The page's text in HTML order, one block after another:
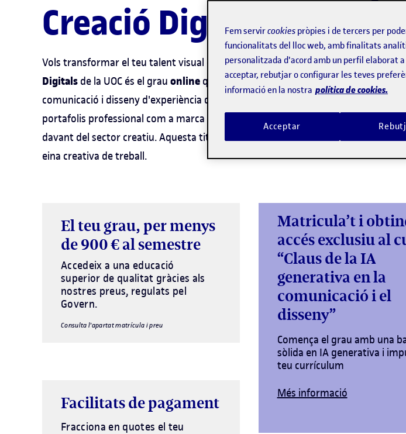
Creació Digitals
Vols transformar el teu talent visual en una carrera d'èxit? Elgrau de Disseny i
Digitals de la UOC és el grau online que capacita professionals des de zero en
comunicació i disseny d'experiència d'usuari. Al llarg de la formació, elaboraràs el
portafolis professional com a marca d'identitat per acreditar les teves
davant del sector creatiu. Aquesta titulació oficial integra la intel·ligència
eina creativa de treball.
El teu grau, per menys
de 900 € al semestre
Accedeix a una educació
superior de qualitat gràcies als
nostres preus, regulats pel
Govern.
Consulta l'apartat matrícula i preu
Facilitats de pagament
Fracciona en quotes el teu
Matricula’t i
accés exclusiu al
“Claus de la IA
generativa en la
comunicació i el
disseny”
Comença el grau amb una
sòlida en IA generativa i
teu currículum
Més informació
Fem servircookies pròpies i de tercers per
funcionalitats del lloc web, amb finalitats
personalitzada d'acord amb un perfil elaborat
acceptar, rebutjar o configurar les teves
informació en la nostra política de cookies.
Acceptar